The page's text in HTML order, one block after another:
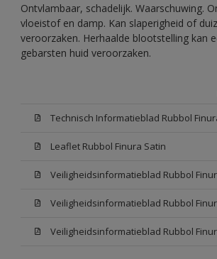
Ontvlambaar, schadelijk. Waarschuwing.
vloeistof en damp. Kan slaperigheid of
veroorzaken. Herhaalde blootstelling kan
gebarsten huid veroorzaken.
Leaflet Rubbol Finura Satin